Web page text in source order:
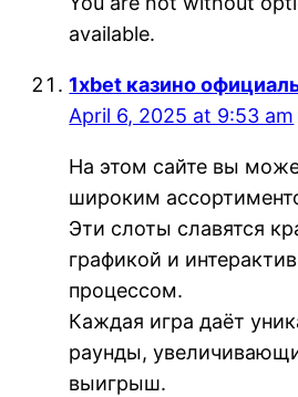
available.
1xbet казино
April 6, 2025 at 9:53 am
На этом сайте вы
широким
Эти слоты славятся
графикой и
процессом.
Каждая игра даёт
раунды,
выигрыш.